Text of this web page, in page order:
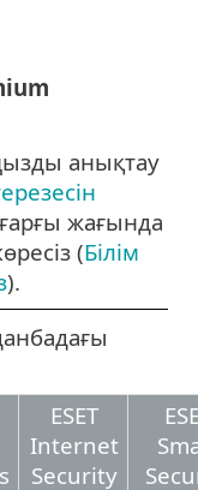
анықтау
жағында
(Білім
).
ESET
Internet
Security